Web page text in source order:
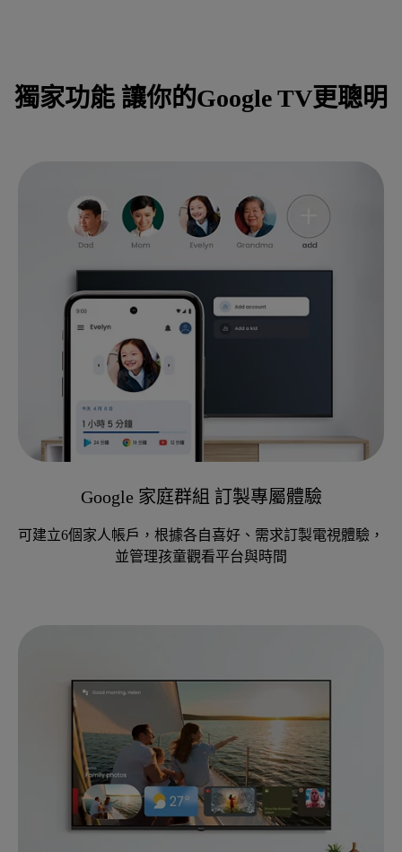
獨家功能 讓你的Google TV更聰明
Google 家庭群組 訂製專屬體驗
可建立6個家人帳戶，根據各自喜好、需求訂製電視體驗，
並管理孩童觀看平台與時間